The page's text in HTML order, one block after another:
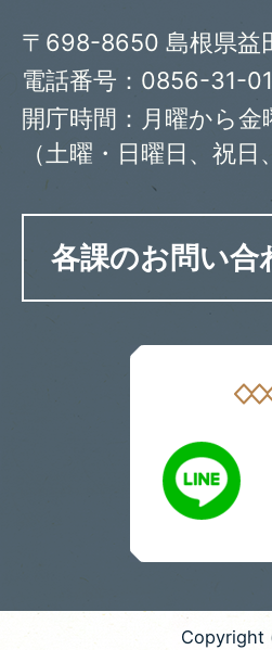
〒698-8650 島根県益
電話番号：0856-31-
開庁時間：月曜から
（土曜・日曜日、祝
各課のお問い合
LINE
Copyright